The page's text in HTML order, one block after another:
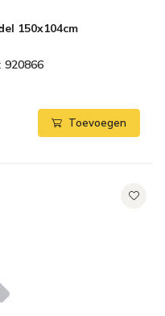
150x104cm
920866
Toevoegen